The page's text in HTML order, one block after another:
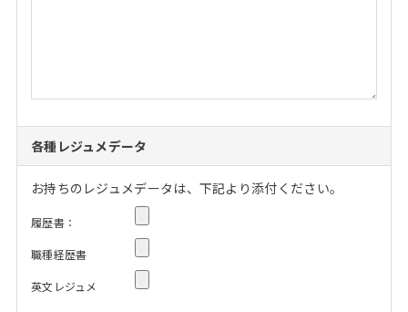
各種レジュメデータ
お持ちのレジュメデータは、下記より添付ください。
履歴書：
職種経歴書
英文レジュメ